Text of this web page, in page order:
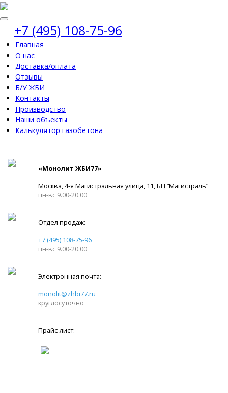
+7 (495) 108-75-96
Главная
О нас
Доставка/оплата
Отзывы
Б/У ЖБИ
Контакты
Производство
Наши объекты
Калькулятор газобетона
«Монолит ЖБИ77»
Москва, 4-я Магистральная улица, 11, ​БЦ “Магистраль”
пн-вс 9.00-20.00
Отдел продаж:
+7 (495) 108-75-96
пн-вс 9.00-20.00
Электронная почта:
monolit@zhbi77.ru
круглосуточно
Прайс-лист: